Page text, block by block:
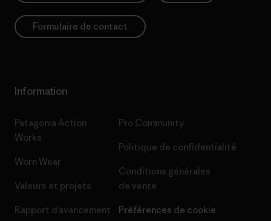
Formulaire de contact
Information
Patagonia Action
Works
Worn Wear
Valeurs et projets
Rapport d’avancement
Pro Community
Politique de confidentialité
Conditions générales
de vente
Préférences de cookie